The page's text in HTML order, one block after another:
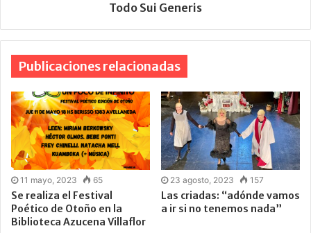
Todo Sui Generis
Publicaciones relacionadas
11 mayo, 2023 65
Se realiza el Festival
Poético de Otoño en la
Biblioteca Azucena Villaflor
23 agosto, 2023 157
Las criadas: “adónde vamos
a ir si no tenemos nada”